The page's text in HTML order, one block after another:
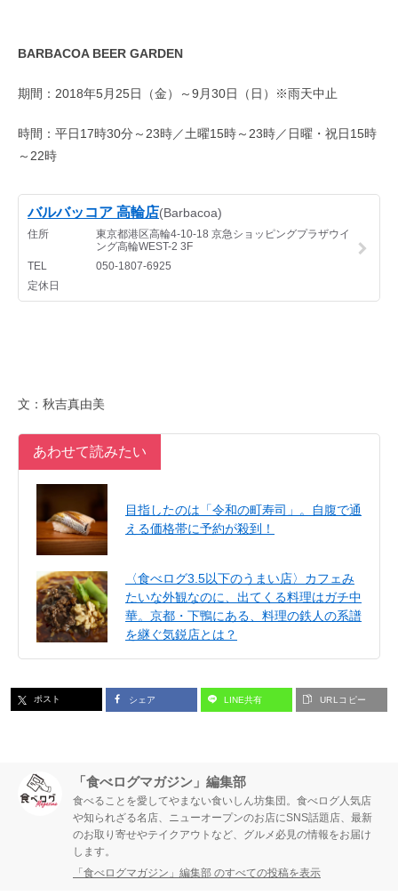
BARBACOA BEER GARDEN
期間：2018年5月25日（金）～9月30日（日）※雨天中止
時間：平日17時30分～23時／土曜15時～23時／日曜・祝日15時
～22時
文：秋吉真由美
あわせて読みたい
目指したのは「令和の町寿司」。自腹で通
える価格帯に予約が殺到！
〈食べログ3.5以下のうまい店〉カフェみ
たいな外観なのに、出てくる料理はガチ中
華。京都・下鴨にある、料理の鉄人の系譜
を継ぐ気鋭店とは？
ポスト シェア LINE共有 URLコピー
「食べログマガジン」編集部
食べることを愛してやまない食いしん坊集団。食べログ人気店
や知られざる名店、ニューオープンのお店にSNS話題店、最新
のお取り寄せやテイクアウトなど、グルメ必見の情報をお届け
します。
「食べログマガジン」編集部 のすべての投稿を表示